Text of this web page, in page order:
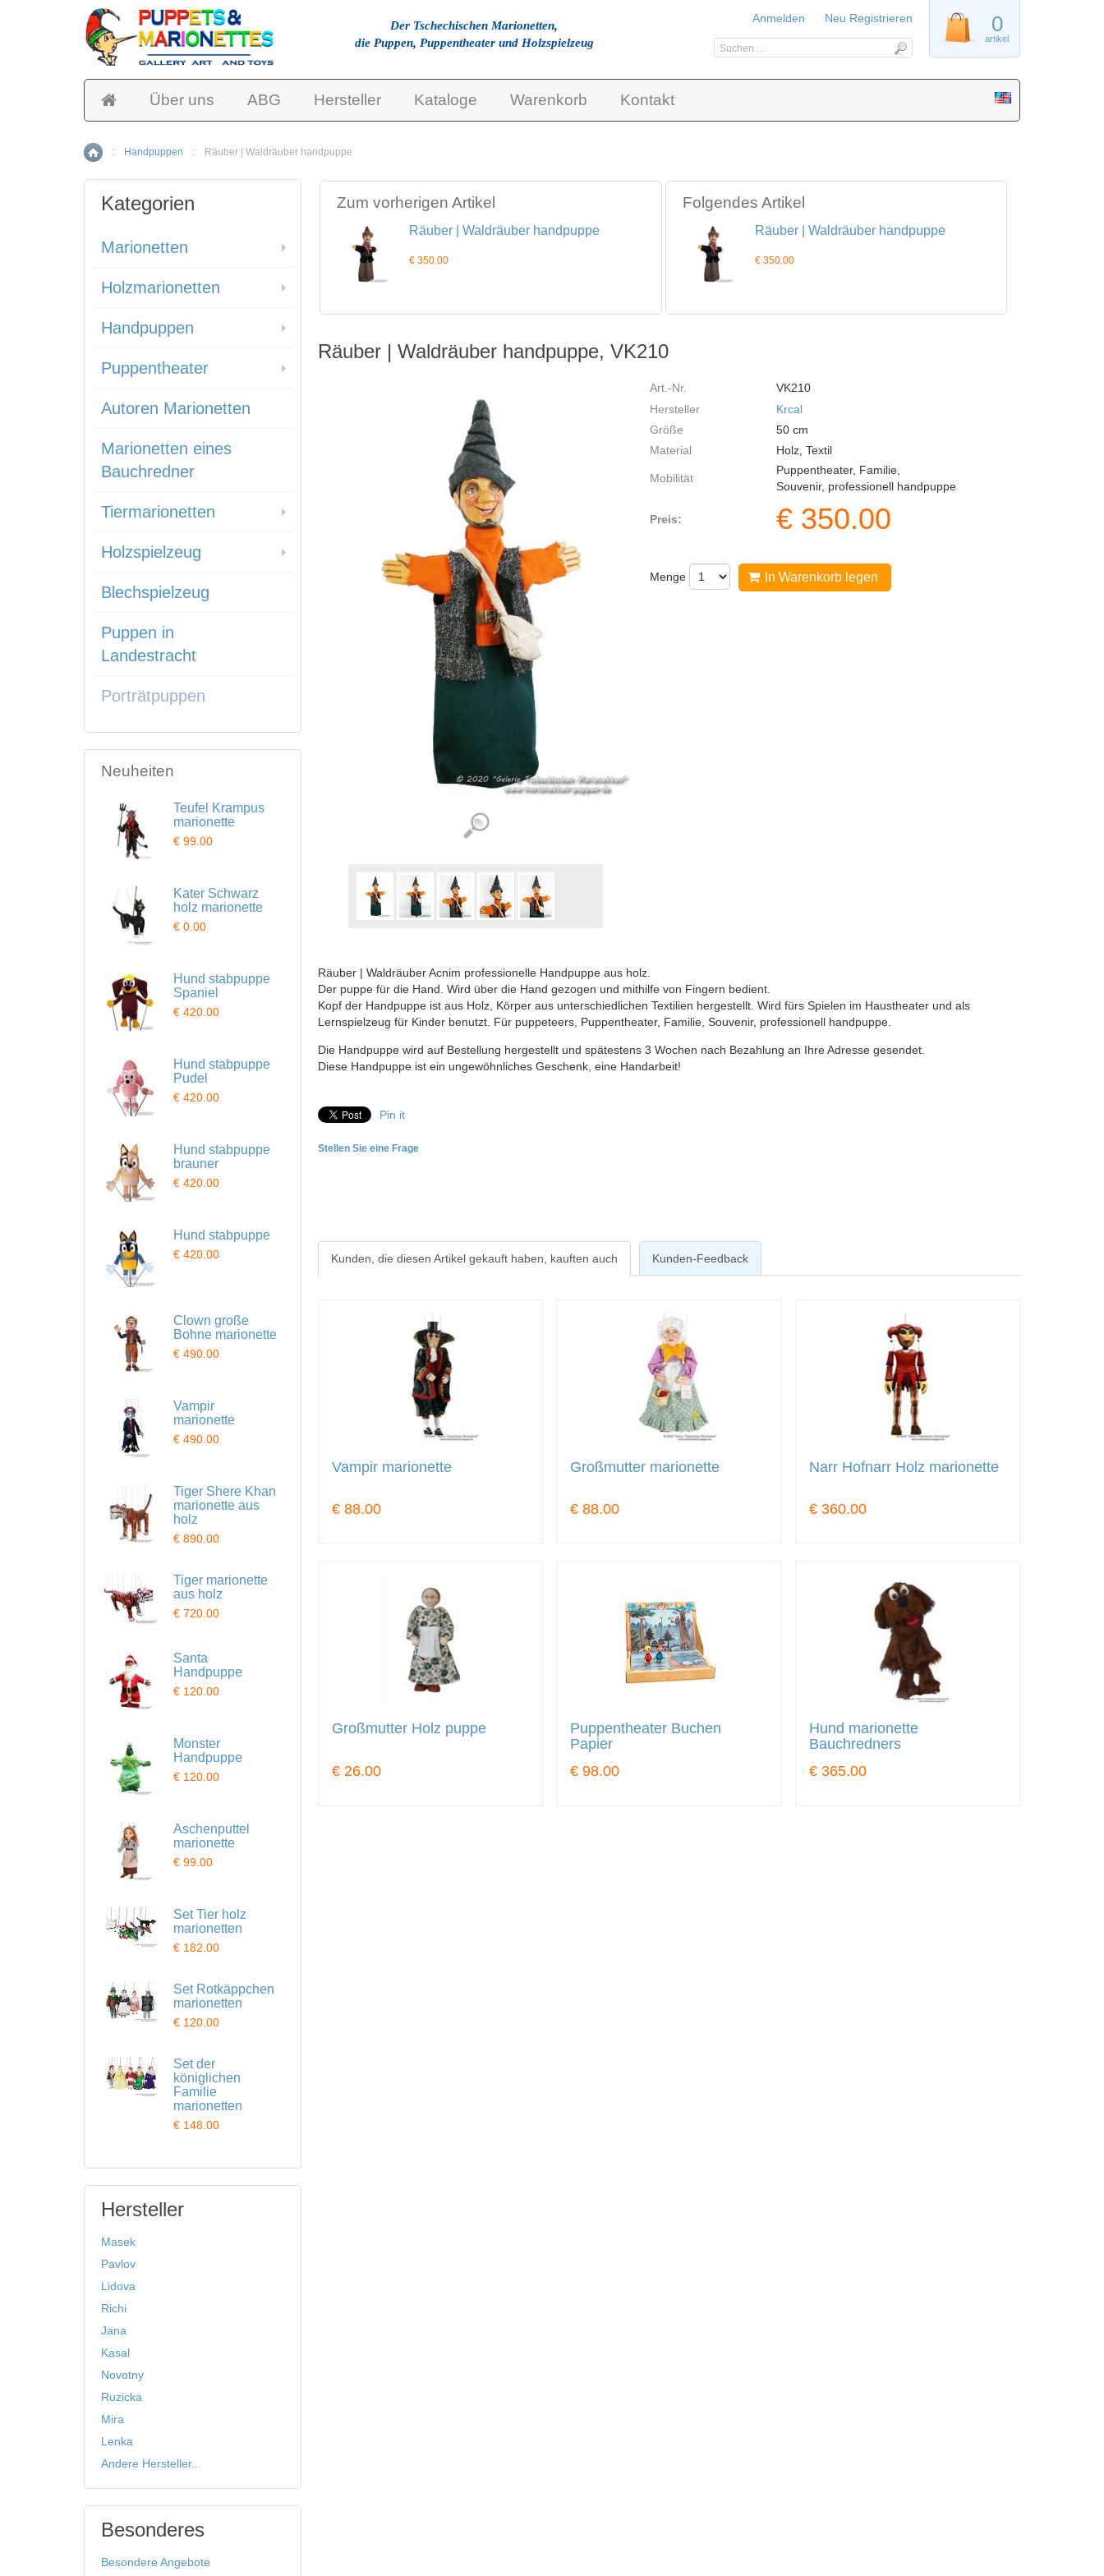
Über uns ABG Hersteller Kataloge Warenkorb Kontakt
Home
:: Handpuppen :: Räuber | Waldräuber handpuppe
Zum vorherigen Artikel
Räuber | Waldräuber handpuppe
€ 350.00
Folgendes Artikel
Räuber | Waldräuber handpuppe
€ 350.00
Räuber | Waldräuber handpuppe, VK210
Art.-Nr.
VK210
Hersteller
Krcal
Größe
50 cm
Material
Holz, Textil
Mobilität
Puppentheater, Familie,
Souvenir, professionell handpuppe
Preis: € 350.00
Menge In Warenkorb legen
Räuber | Waldräuber Acnim professionelle Handpuppe aus holz.
Der puppe für die Hand. Wird über die Hand gezogen und mithilfe von Fingern bedient.
Kopf der Handpuppe ist aus Holz, Körper aus unterschiedlichen Textilien hergestellt. Wird fürs Spielen im Haustheater und als
Lernspielzeug für Kinder benutzt. Für puppeteers, Puppentheater, Familie, Souvenir, professionell handpuppe.
Die Handpuppe wird auf Bestellung hergestellt und spätestens 3 Wochen nach Bezahlung an Ihre Adresse gesendet.
Diese Handpuppe ist ein ungewöhnliches Geschenk, eine Handarbeit!
Pin it
Stellen Sie eine Frage
Kunden, die diesen Artikel gekauft haben, kauften auch Kunden-Feedback
Vampir marionette
€ 88.00
Großmutter marionette
€ 88.00
Narr Hofnarr Holz marionette
€ 360.00
Großmutter Holz puppe
€ 26.00
Puppentheater Buchen
Papier
€ 98.00
Hund marionette
Bauchredners
€ 365.00
Kategorien
Marionetten
Holzmarionetten
Handpuppen
Puppentheater
Autoren Marionetten
Marionetten eines
Bauchredner
Tiermarionetten
Holzspielzeug
Blechspielzeug
Puppen in
Landestracht
Porträtpuppen
Neuheiten
Teufel Krampus
marionette
€ 99.00
Kater Schwarz
holz marionette
€ 0.00
Hund stabpuppe
Spaniel
€ 420.00
Hund stabpuppe
Pudel
€ 420.00
Hund stabpuppe
brauner
€ 420.00
Hund stabpuppe
€ 420.00
Clown große
Bohne marionette
€ 490.00
Vampir
marionette
€ 490.00
Tiger Shere Khan
marionette aus
holz
€ 890.00
Tiger marionette
aus holz
€ 720.00
Santa
Handpuppe
€ 120.00
Monster
Handpuppe
€ 120.00
Aschenputtel
marionette
€ 99.00
Set Tier holz
marionetten
€ 182.00
Set Rotkäppchen
marionetten
€ 120.00
Set der
königlichen
Familie
marionetten
€ 148.00
Hersteller
Masek
Pavlov
Lidova
Richi
Jana
Kasal
Novotny
Ruzicka
Mira
Lenka
Andere Hersteller...
Besonderes
Besondere Angebote
Der Tschechischen Marionetten,
die Puppen, Puppentheater und Holzspielzeug
0
artikel
Anmelden Neu Registrieren